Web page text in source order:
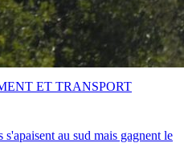
au sud mais gagnent le
ET TRANSPORT